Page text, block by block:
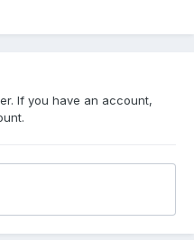
If you have an account,